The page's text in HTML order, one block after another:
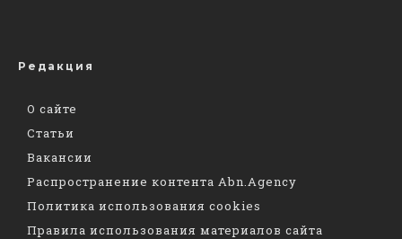
Редакция
О сайте
Статьи
Вакансии
Распространение контента Abn.Agency
Политика использования cookies
Правила использования материалов сайта